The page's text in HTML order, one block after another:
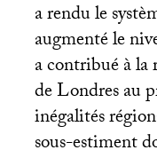
a rendu le
augmenté le
a contribué à
de Londres au
inégalités